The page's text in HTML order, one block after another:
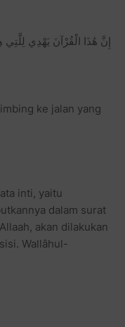
إِنَّ هَٰذَا الْقُرْآنَ يَهْدِي
ke jalan yang
inti, yaitu
dalam surat
akan dilakukan
Wallâhul-